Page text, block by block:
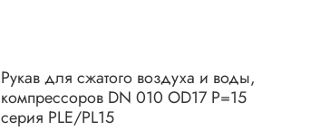
Рукав для сжатого воздуха и воды,
компрессоров DN 010 OD17 P=15
серия PLE/PL15